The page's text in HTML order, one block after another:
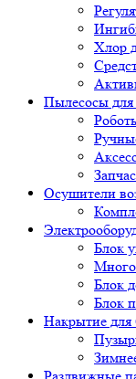
Хлор
Пылесосы для
Осушители
Блок
Блок
Блок
Накрытие для